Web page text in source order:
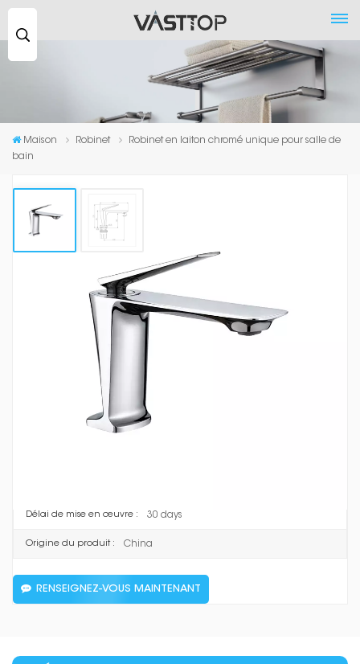
Maison Robinet
Robinet en laiton chromé unique pour salle de
bain
Robinet En Laiton Chromé Unique
Pour Salle De Bain
Les robinets de salle de bain sont des accessoires
essentiels dans toute salle de bain et sont disponibles
dans une large gamme de styles, de designs et de finitions
pour correspondre à l'aspect général de votre espace.
Numéro d'article :
Brass
Délai de mise en œuvre : 30 days
Origine du produit : China
RENSEIGNEZ-VOUS MAINTENANT